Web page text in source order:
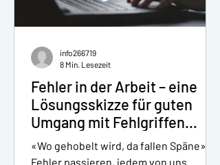
Fehler in der Arbeit – eine
Lösungsskizze für guten
Umgang mit Fehlgriffen
Business-Coaching für
Juristen und Anwälte by
«Wo gehobelt wird, da fallen Späne».
Fehler passieren, jedem von uns.
info266719
8 Min. Lesezeit